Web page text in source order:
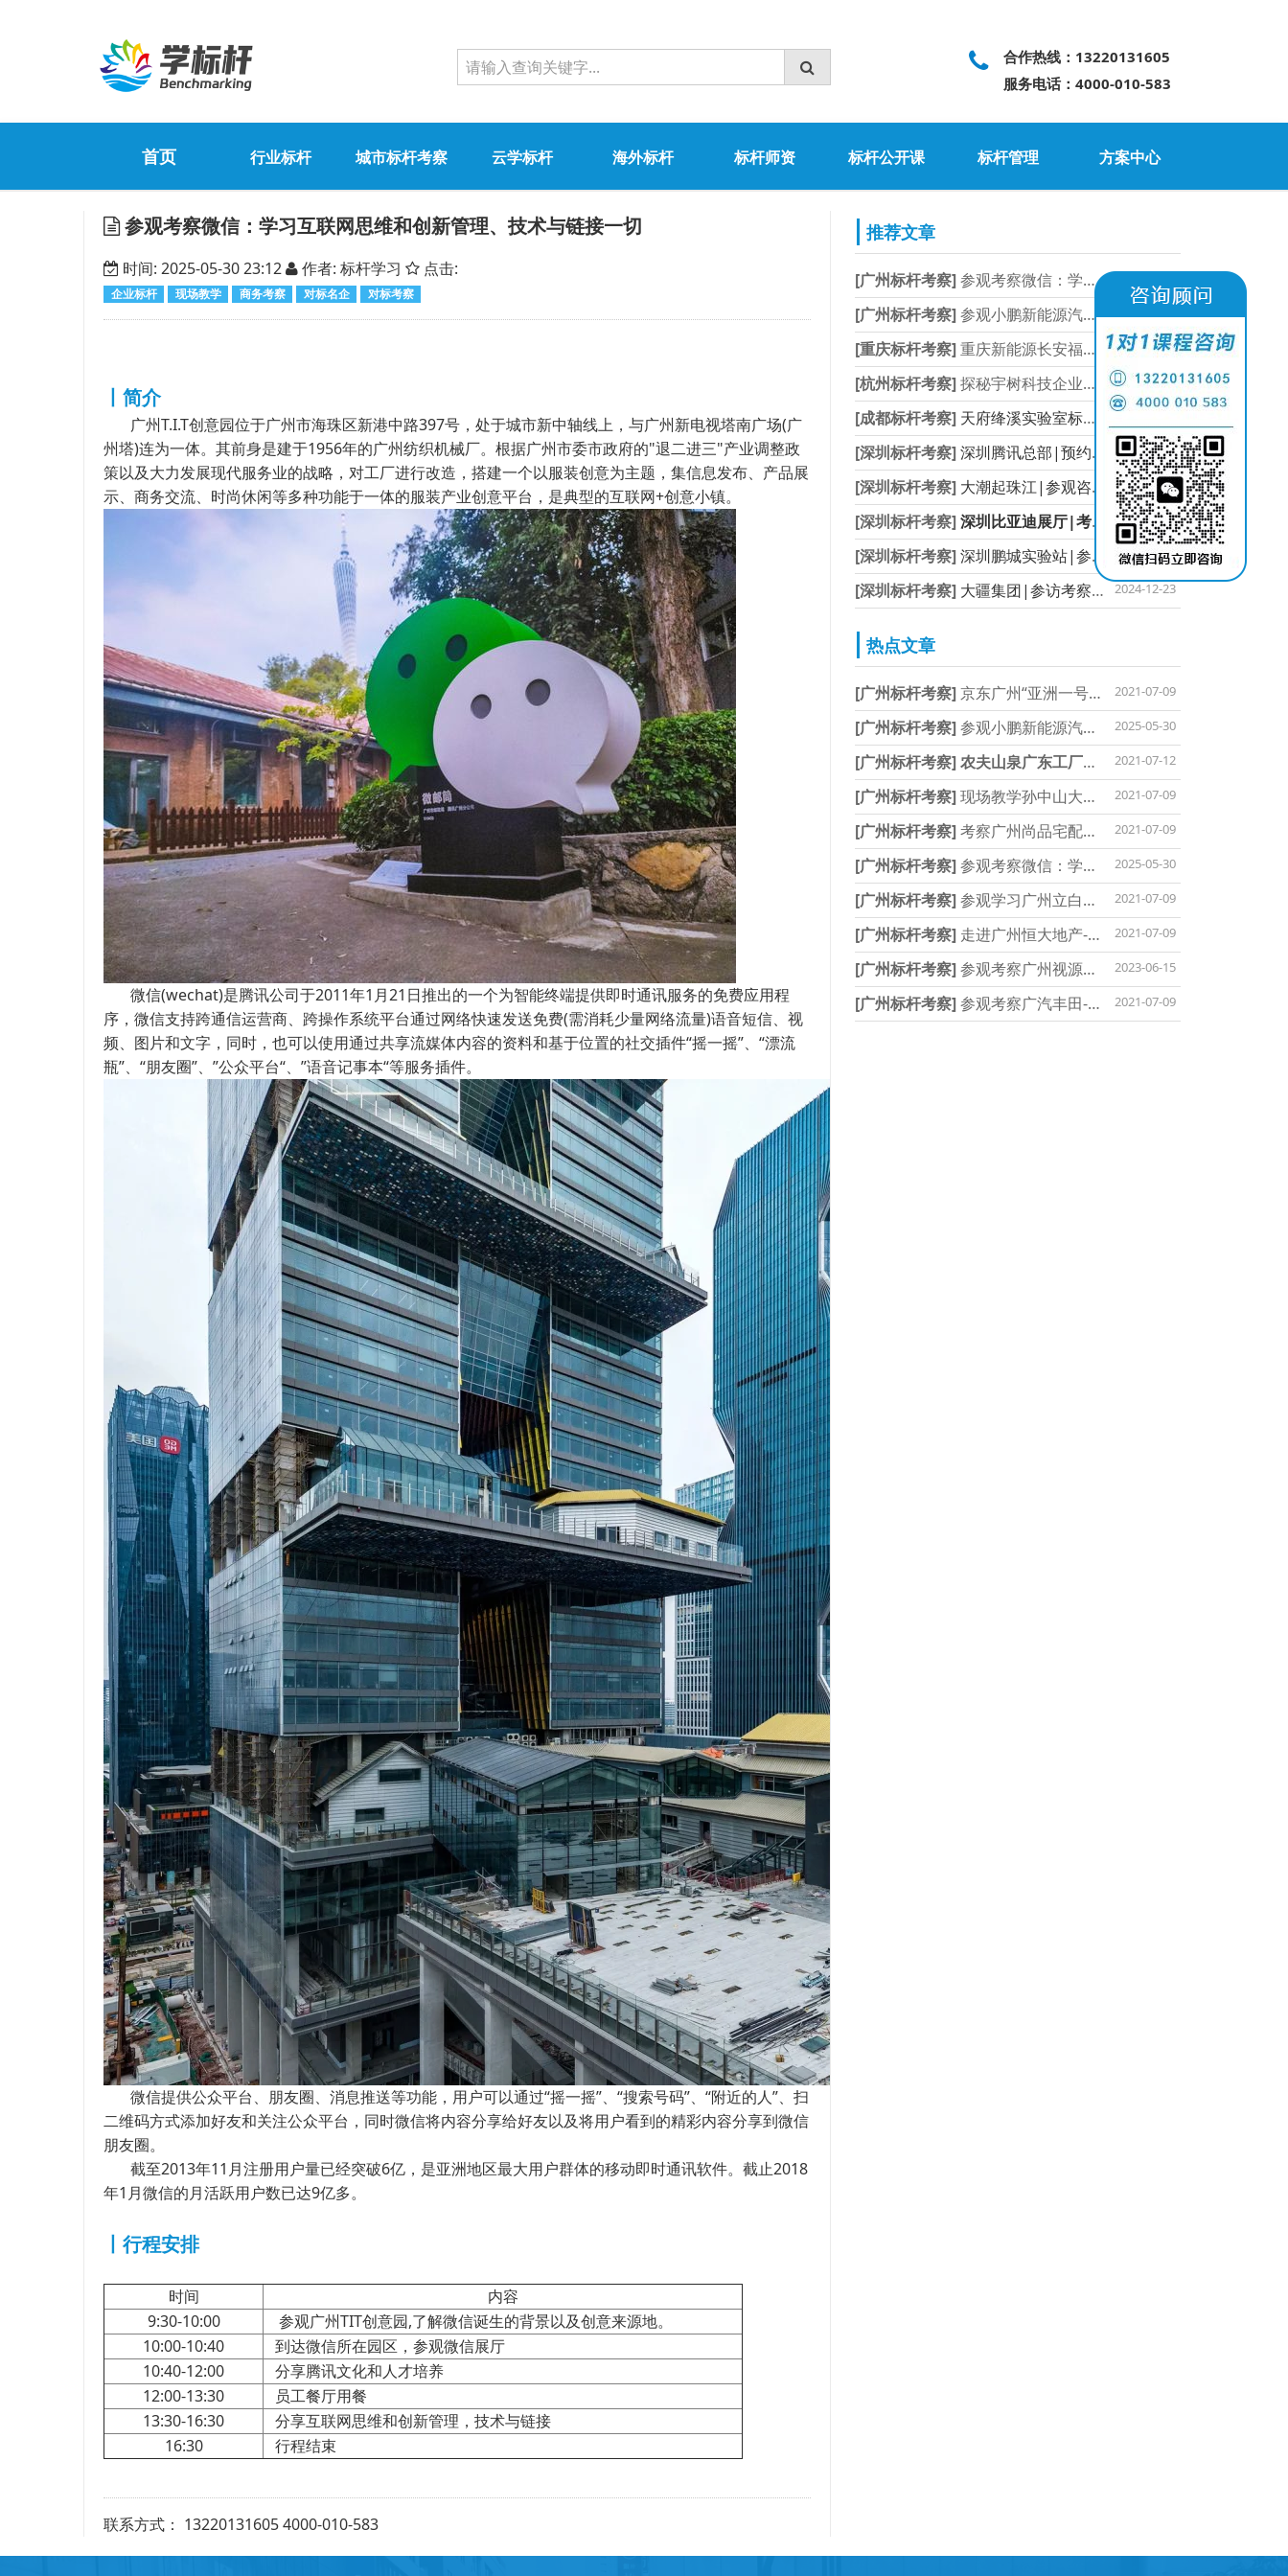
合作热线：13220131605
服务电话：4000-010-583
首页 行业标杆 城市标杆考察 云学标杆 海外标杆 标杆师资 标杆公开课 标杆管理 方案中心
参观考察微信：学习互联网思维和创新管理、技术与链接一切
时间: 2025-05-30 23:12 作者: 标杆学习 点击:
企业标杆 现场教学 商务考察 对标名企 对标考察
丨简介
广州T.I.T创意园位于广州市海珠区新港中路397号，处于城市新中轴线上，与广州新电视塔南广场(广
州塔)连为一体。其前身是建于1956年的广州纺织机械厂。根据广州市委市政府的"退二进三"产业调整政
策以及大力发展现代服务业的战略，对工厂进行改造，搭建一个以服装创意为主题，集信息发布、产品展
示、商务交流、时尚休闲等多种功能于一体的服装产业创意平台，是典型的互联网+创意小镇。
微信(wechat)是腾讯公司于2011年1月21日推出的一个为智能终端提供即时通讯服务的免费应用程
序，微信支持跨通信运营商、跨操作系统平台通过网络快速发送免费(需消耗少量网络流量)语音短信、视
频、图片和文字，同时，也可以使用通过共享流媒体内容的资料和基于位置的社交插件“摇一摇”、“漂流
瓶”、“朋友圈”、”公众平台“、”语音记事本“等服务插件。
微信提供公众平台、朋友圈、消息推送等功能，用户可以通过“摇一摇”、“搜索号码”、“附近的人”、扫
二维码方式添加好友和关注公众平台，同时微信将内容分享给好友以及将用户看到的精彩内容分享到微信
朋友圈。
截至2013年11月注册用户量已经突破6亿，是亚洲地区最大用户群体的移动即时通讯软件。截止2018
年1月微信的月活跃用户数已达9亿多。
丨行程安排
时间
内容
9:30-10:00
参观广州TIT创意园,了解微信诞生的背景以及创意来源地。
10:00-10:40
到达微信所在园区，参观微信展厅
10:40-12:00
分享腾讯文化和人才培养
12:00-13:30
员工餐厅用餐
13:30-16:30
分享互联网思维和创新管理，技术与链接
16:30
行程结束
联系方式： 13220131605 4000-010-583
推荐文章
[广州标杆考察]参观考察微信：学习互联
[广州标杆考察]参观小鹏新能源汽车总部
[重庆标杆考察]重庆新能源长安福特重庆 2025-05-30
[杭州标杆考察]探秘宇树科技企业参观考 2025-05-30
[成都标杆考察] 天府绛溪实验室标杆考察 2025-05-30
[深圳标杆考察]深圳腾讯总部|预约参访咨 2025-01-03
[深圳标杆考察] 大潮起珠江|参观咨询预约 2024-12-23
[深圳标杆考察]深圳比亚迪展厅|考察参访 2024-12-23
[深圳标杆考察]深圳鹏城实验站|参访考察 2024-12-23
[深圳标杆考察] 大疆集团|参访考察预约通 2024-12-23
热点文章
[广州标杆考察]京东广州“亚洲一号”-对 2021-07-09
[广州标杆考察]参观小鹏新能源汽车总部 2025-05-30
[广州标杆考察]农夫山泉广东工厂考察 2021-07-12
[广州标杆考察]现场教学孙中山大元帅府 2021-07-09
[广州标杆考察]考察广州尚品宅配参学习 2021-07-09
[广州标杆考察]参观考察微信：学习互联 2025-05-30
[广州标杆考察]参观学习广州立白集团 2021-07-09
[广州标杆考察] 走进广州恒大地产-对标学 2021-07-09
[广州标杆考察]参观考察广州视源股份 2023-06-15
[广州标杆考察]参观考察广汽丰田-学习丰 2021-07-09